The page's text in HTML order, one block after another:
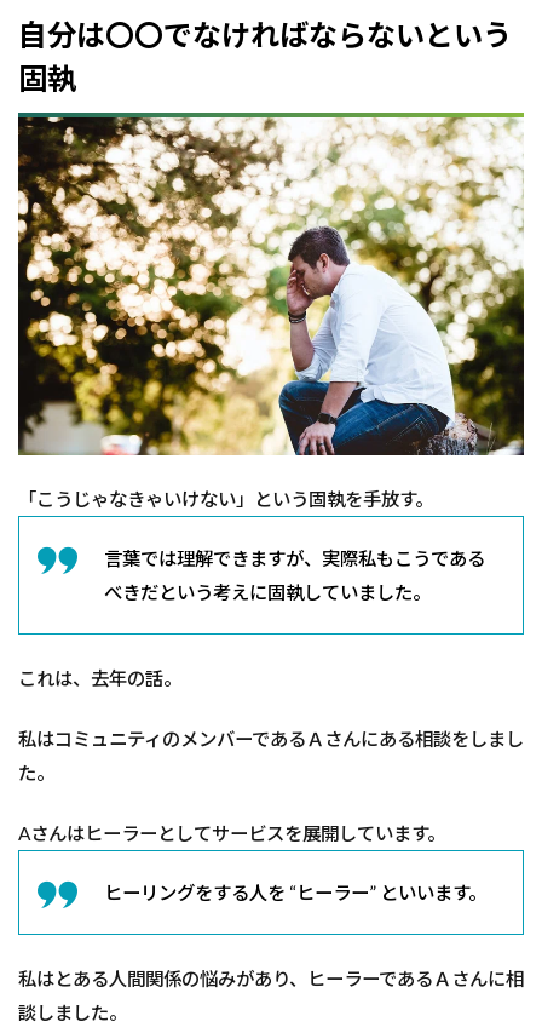
は
〇
〇
で
な
け
れ
ば
な
ら
な
い
と
い
う
固
執
あ
た
“基
準”
こ
ら
た
か
“理
つい
て
自分は〇〇でなければならないという
固執
「こうじゃなきゃいけない」という固執を手放す。
言葉では理解できますが、実際私もこうである
べきだという考えに固執していました。
これは、去年の話。
私はコミュニティのメンバーであるＡさんにある相談をしまし
た。
Aさんはヒーラーとしてサービスを展開しています。
ヒーリングをする人を “ヒーラー” といいます。
私はとある人間関係の悩みがあり、ヒーラーであるＡさんに相
談しました。